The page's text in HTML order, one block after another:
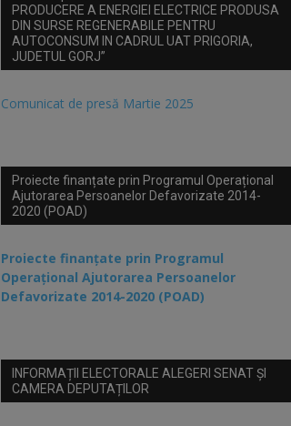
PRODUCERE A ENERGIEI ELECTRICE PRODUSA
DIN SURSE REGENERABILE PENTRU
AUTOCONSUM IN CADRUL UAT PRIGORIA,
JUDETUL GORJ”
Comunicat de presă Martie 2025
Proiecte finanțate prin Programul Operațional
Ajutorarea Persoanelor Defavorizate 2014-
2020 (POAD)
Proiecte finanțate prin Programul
Operațional Ajutorarea Persoanelor
Defavorizate 2014-2020 (POAD)
INFORMAȚII ELECTORALE ALEGERI SENAT ȘI
CAMERA DEPUTAȚILOR